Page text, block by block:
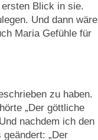
Blick in sie.
Und dann wäre
Maria Gefühle für
zu haben.
„Der göttliche
nachdem ich den
„Der